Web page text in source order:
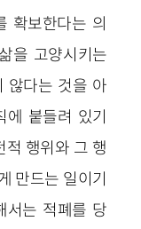
확보한다는 의
을 고양시키는
않다는 것을 아
붙들려 있기
적 행위와 그 행
만드는 일이기
서는 적폐를 당